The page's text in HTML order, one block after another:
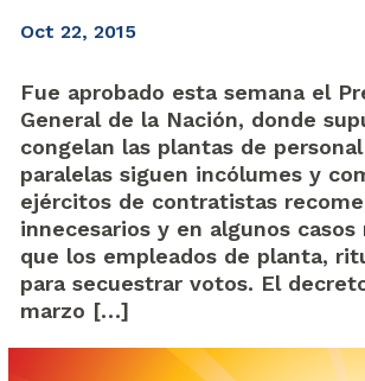
Oct 22, 2015
Fue aprobado esta semana el
General de la Nación, donde
congelan las plantas de
paralelas siguen incólumes y
ejércitos de contratistas
innecesarios y en algunos casos
que los empleados de planta,
para secuestrar votos. El
marzo […]